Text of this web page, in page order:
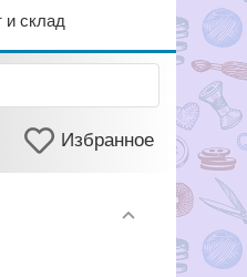
и склад
Избранное